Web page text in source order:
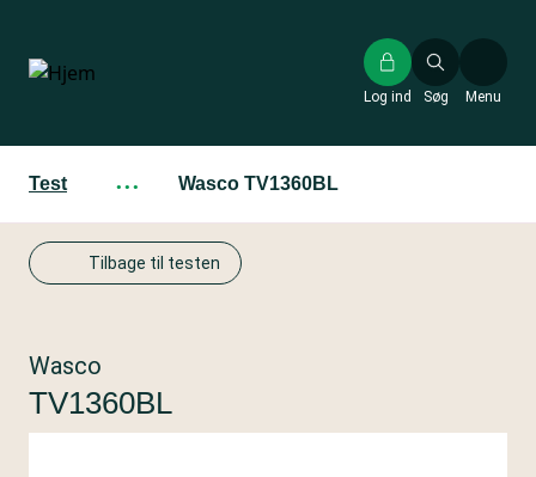
hovedindhold
Søg
Log ind Menu
Test ··· Wasco TV1360BL
Tilbage til testen
Wasco
TV1360BL